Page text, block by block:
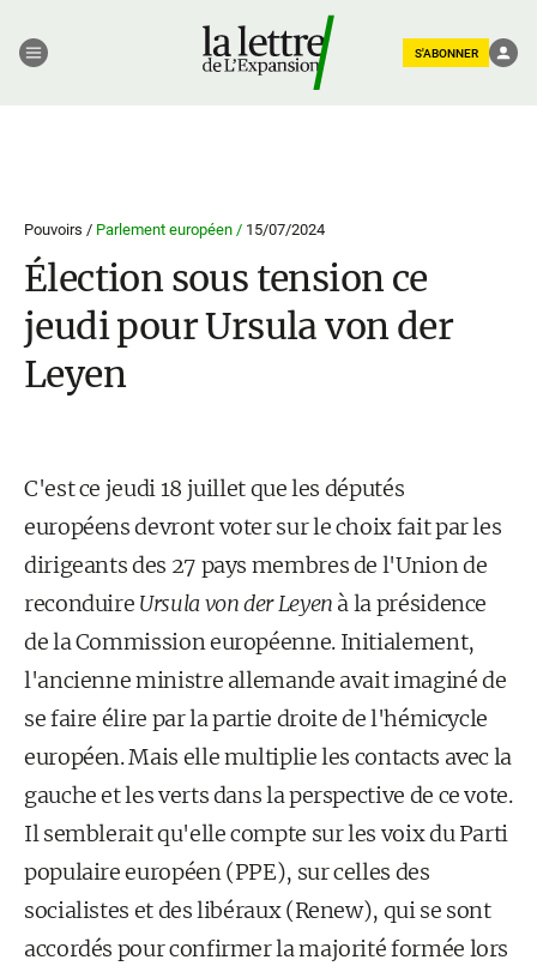
S'ABONNER
Pouvoirs / Parlement européen / 15/07/2024
Élection sous tension ce
jeudi pour Ursula von der
Leyen
C'est ce jeudi 18 juillet que les députés
européens devront voter sur le choix fait par les
dirigeants des 27 pays membres de l'Union de
reconduire Ursula von der Leyen à la présidence
de la Commission européenne. Initialement,
l'ancienne ministre allemande avait imaginé de
se faire élire par la partie droite de l'hémicycle
européen. Mais elle multiplie les contacts avec la
gauche et les verts dans la perspective de ce vote.
Il semblerait qu'elle compte sur les voix du Parti
populaire européen (PPE), sur celles des
socialistes et des libéraux (Renew), qui se sont
accordés pour confirmer la majorité formée lors